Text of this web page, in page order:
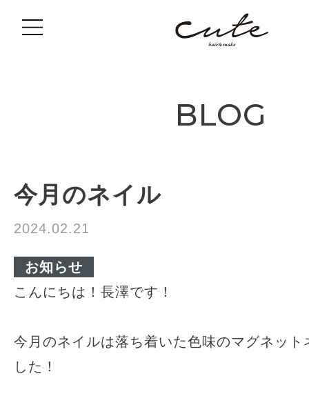
BLOG
今月のネイル
2024.02.21
お知らせ
こんにちは！長澤です！
今月のネイルは落ち着いた色味のマグネット
した！